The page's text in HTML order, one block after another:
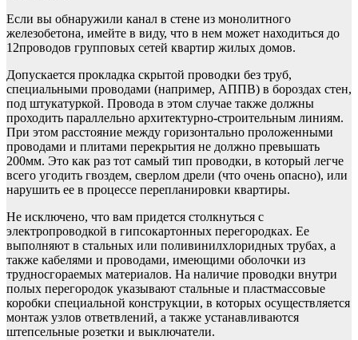
Если вы обнаружили канал в стене из монолитного
железобетона, имейте в виду, что в нем может находиться до
12проводов групповых сетей квартир жилых домов.
Допускается прокладка скрытой проводки без труб,
специальными проводами (например, АППВ) в бороздах стен,
под штукатуркой. Провода в этом случае также должны
проходить параллельно архитектурно-строительным линиям.
При этом расстояние между горизонтально проложенными
проводами и плитами перекрытия не должно превышать
200мм. Это как раз тот самый тип проводки, в который легче
всего угодить гвоздем, сверлом дрели (что очень опасно), или
нарушить ее в процессе перепланировки квартиры.
Не исключено, что вам придется столкнуться с
электропроводкой в гипсокартонных перегородках. Ее
выполняют в стальных или поливинилхлоридных трубах, а
также кабелями и проводами, имеющими оболочки из
трудносгораемых материалов. На наличие проводки внутри
полых перегородок указывают стальные и пластмассовые
коробки специальной конструкции, в которых осуществляется
монтаж узлов ответвлений, а также устанавливаются
штепсельные розетки и выключатели.